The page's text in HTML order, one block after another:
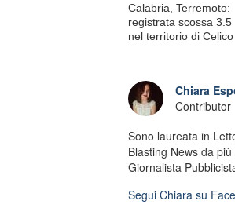
Calabria, Terremoto:
registrata scossa 3.5
nel territorio di Celico
Chiara
Contributor
Sono laureata in
Blasting News da
Giornalista
Segui Chiara su